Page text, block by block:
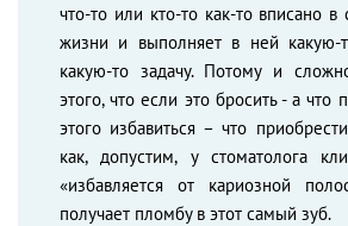
что-то или кто-то как-то вписано в
жизни и выполняет в ней какую-
какую-то задачу. Потому и
этого, что если это бросить - а что
этого избавиться – что
как, допустим, у стоматолога
«избавляется от кариозной
получает пломбу в этот самый зуб.